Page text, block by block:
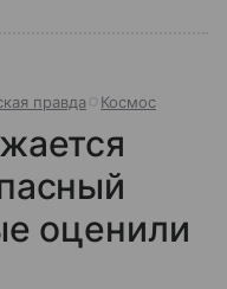
правда Космос
оценили